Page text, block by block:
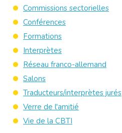
Commissions sectorielles
Conférences
Formations
Interprètes
Réseau franco-allemand
Salons
Traducteurs/interprètes jurés
Verre de l'amitié
Vie de la CBTI